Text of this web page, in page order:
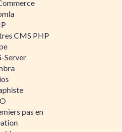
CMS PHP
Server
pas en